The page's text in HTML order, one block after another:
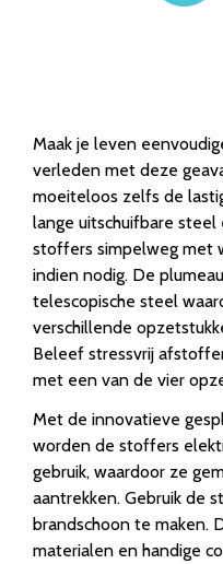
Maak je leven
verleden met deze
moeiteloos zelfs de
lange uitschuifbare steel
stoffers simpelweg met
indien nodig. De
telescopische steel
verschillende
Beleef stressvrij
met een van de vier
Met de innovatieve
worden de stoffers
gebruik, waardoor ze
aantrekken. Gebruik de
brandschoon te maken.
materialen en handige